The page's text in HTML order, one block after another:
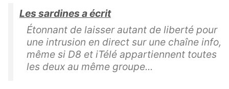
Les sardines a écrit
Étonnant de laisser autant de liberté pour
une intrusion en direct sur une chaîne info,
même si D8 et iTélé appartiennent toutes
les deux au même groupe...